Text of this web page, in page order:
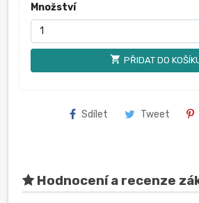
Množství
shopping_cart PŘIDAT DO
Sdílet Tweet
Hodnocení a recenze